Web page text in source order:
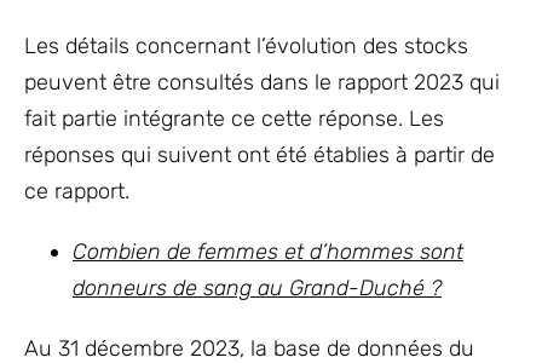
Les détails concernant l’évolution des stocks
peuvent être consultés dans le rapport 2023 qui
fait partie intégrante ce cette réponse. Les
réponses qui suivent ont été établies à partir de
ce rapport.
Combien de femmes et d’hommes sont
donneurs de sang au Grand-Duché ?
Au 31 décembre 2023, la base de données du